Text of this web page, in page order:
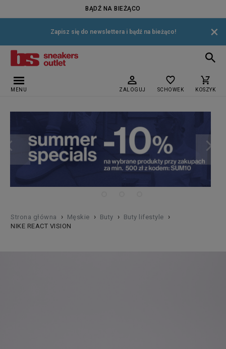
BĄDŹ NA BIEŻĄCO
Zapisz się do newslettera i bądź na bieżąco! ×
MENU ZALOGUJ SCHOWEK KOSZYK
Strona główna › Męskie › Buty › Buty lifestyle ›
NIKE REACT VISION